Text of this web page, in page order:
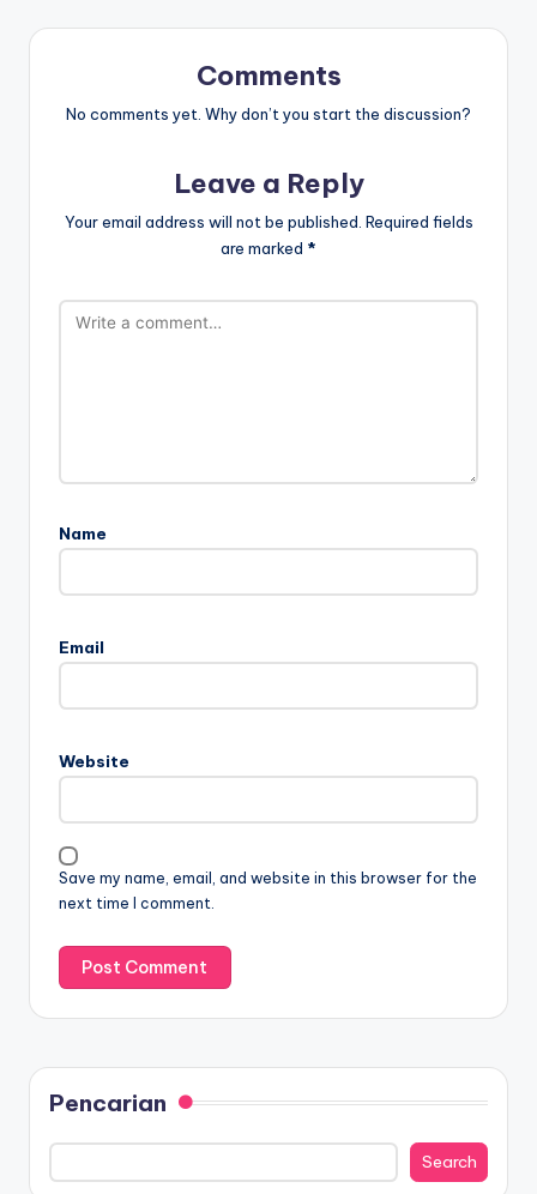
Comments
No comments yet. Why don’t you start the discussion?
Leave a Reply
Your email address will not be published. Required fields
are marked *
Name
Email
Website
Save my name, email, and website in this browser for the
next time I comment.
Pencarian
Search